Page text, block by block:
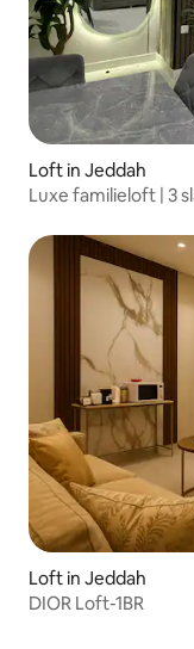
Loft in Jeddah
Luxe familieloft | 3
Loft in Jeddah
DIOR Loft-1BR